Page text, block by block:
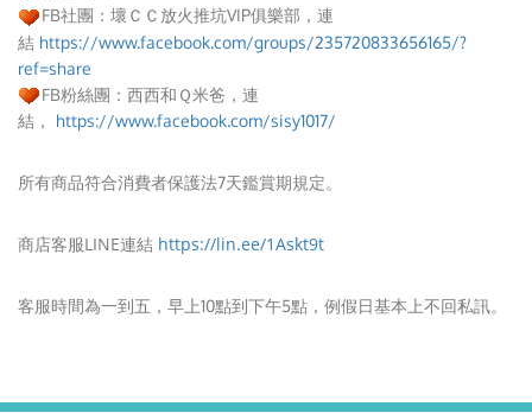
FB社團：壞ＣＣ放火推坑VIP俱樂部，連
結 https://www.facebook.com/groups/235720833656165/?
ref=share
FB粉絲團：西西和Ｑ米爸，連
結， https://www.facebook.com/sisy1017/
所有商品符合消費者保護法7天鑑賞期規定。
商店客服LINE連結 https://lin.ee/1Askt9t
客服時間為一到五，早上10點到下午5點，例假日基本上不回私訊。